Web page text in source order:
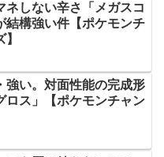
しない辛さ「メガスコ
結構強い件【ポケモンチ
強い。対面性能の完成形
ロス」【ポケモンチャン